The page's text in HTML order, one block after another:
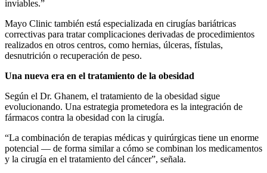
inviables.”
Mayo Clinic también está especializada en cirugías bariátricas
correctivas para tratar complicaciones derivadas de procedimientos
realizados en otros centros, como hernias, úlceras, fístulas,
desnutrición o recuperación de peso.
Una nueva era en el tratamiento de la obesidad
Según el Dr. Ghanem, el tratamiento de la obesidad sigue
evolucionando. Una estrategia prometedora es la integración de
fármacos contra la obesidad con la cirugía.
“La combinación de terapias médicas y quirúrgicas tiene un enorme
potencial — de forma similar a cómo se combinan los medicamentos
y la cirugía en el tratamiento del cáncer”, señala.